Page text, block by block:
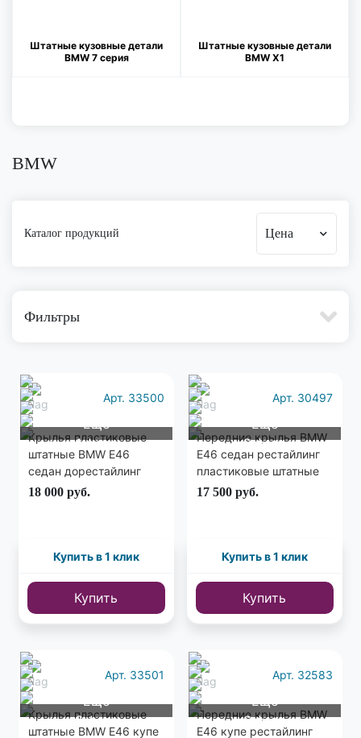
Штатные кузовные детали
BMW 7 серия
Штатные кузовные детали
BMW X1
BMW
Каталог продукций Цена
Фильтры
Еще
1 фото
Арт. 33500
Крылья пластиковые
штатные BMW E46
седан дорестайлинг
18 000 руб.
Купить в 1 клик
Купить
Еще
9 фото
Арт. 30497
Передние крылья BMW
E46 седан рестайлинг
пластиковые штатные
комплект
17 500 руб.
Купить в 1 клик
Купить
Еще
6 фото
Арт. 33501
Крылья пластиковые
штатные BMW E46 купе
Еще
6 фото
Арт. 32583
Передние крылья BMW
E46 купе рестайлинг